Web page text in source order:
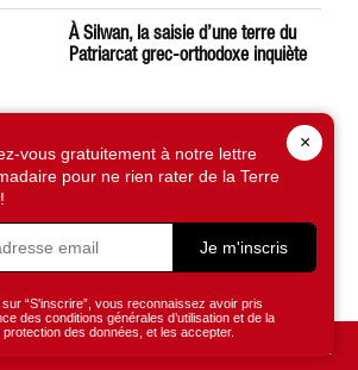
À Silwan, la saisie d’une terre du
Patriarcat grec-orthodoxe inquiète
Léon XIV préoccupé par la situation
en Terre Sainte
×
vous gratuitement à notre lettre
pour ne rien rater de la Terre
Je m'inscris
sur “S'inscrire”, vous reconnaissez avoir pris
des conditions générales d’utilisation et de la
protection des données, et les accepter.